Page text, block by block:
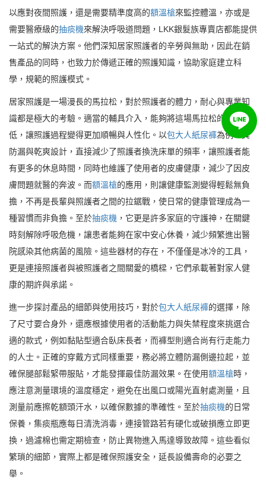
以應對夜間照護，還是需要精準度高的額溫槍來監控體溫，亦或是
需要醫療級的抽痰機來解決呼吸道問題，LKK銀髮族專賣店都能提供
一站式的解決方案。他們深知居家照護者的辛勞與無助，因此在銷
售產品的同時，也致力於傳遞正確的照護知識，協助家庭建立科
學，規範的照護模式。
居家照護是一場漫長的馬拉松，對於照護者的體力，耐心與專業知
識都是極大的考驗。適當的輔具介入，能夠將這場馬拉松的難度降
低，讓照護過程變得更加順暢與人性化。以包大人紙尿褲為例，其
防漏與乾爽設計，直接減少了照護者換洗床單的頻率，讓照護者能
有更多的休息時間，同時也維護了使用者的皮膚健康，減少了因皮
膚問題就醫的奔波。而額溫槍的應用，則讓健康監測變得輕鬆無負
擔，不再是長輩與照護者之間的拉鋸戰，使日常的健康管理成為一
種習慣而非負擔。至於抽痰機 ，它更是許多家庭的守護神，在關鍵
時刻解除呼吸危機，讓患者能夠在家中安心休養，減少頻繁進出醫
院感染其他病菌的風險。這些器材的存在，不僅僅是冰冷的工具，
更是連接照護者與被照護者之間關愛的橋樑，它們承載著對家人健
康的期許與承諾。
進一步探討產品的細節與使用技巧，對於包大人紙尿褲的選擇，除
了尺寸要合身外，還應根據使用者的活動能力與失禁程度來挑選合
適的款式，例如黏貼型適合臥床長者，而褲型則適合尚有行走能力
的人士。正確的穿戴方式同樣重要，務必將立體防漏側邊拉起，並
確保腿部鬆緊帶服貼，才能發揮最佳防漏效果。在使用額溫槍時，
應注意測量環境的溫度穩定，避免在出風口或陽光直射處測量，且
測量前應擦乾額頭汗水，以確保數據的準確性。至於抽痰機的日常
保養，集痰瓶應每日清洗消毒，連接管路若有硬化或破損應立即更
換，過濾棉也需定期檢查，防止異物進入馬達導致故障。這些看似
繁瑣的細節，實際上都是確保照護安全，延長設備壽命的必要之
舉。